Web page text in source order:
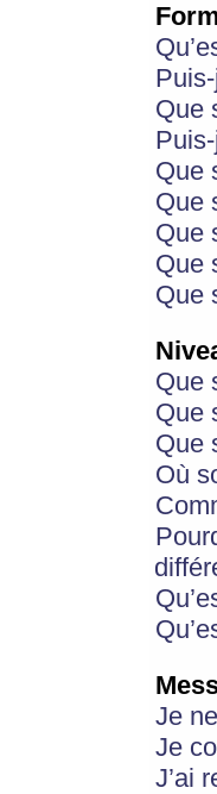
Que
Que
Que
Que
Que
Que
Que
Que
Que
Où
Je
Je
J’ai